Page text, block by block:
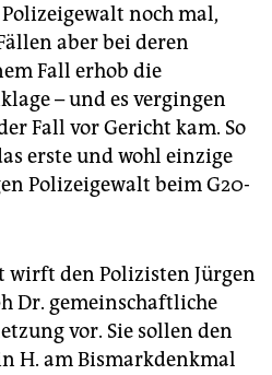
noch mal,
aber bei deren
Fall erhob die
– und es vergingen
Fall vor Gericht kam. So
erste und wohl einzige
Polizeigewalt beim G20-
wirft den Polizisten Jürgen
Dr. gemeinschaftliche
vor. Sie sollen den
H. am Bismarkdenkmal